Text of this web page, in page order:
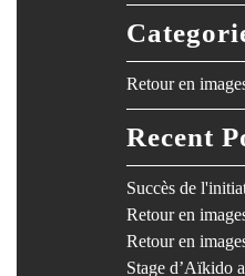
Retour en
Recent
Succès de
Retour en
Retour en
Stage d’Aïkido